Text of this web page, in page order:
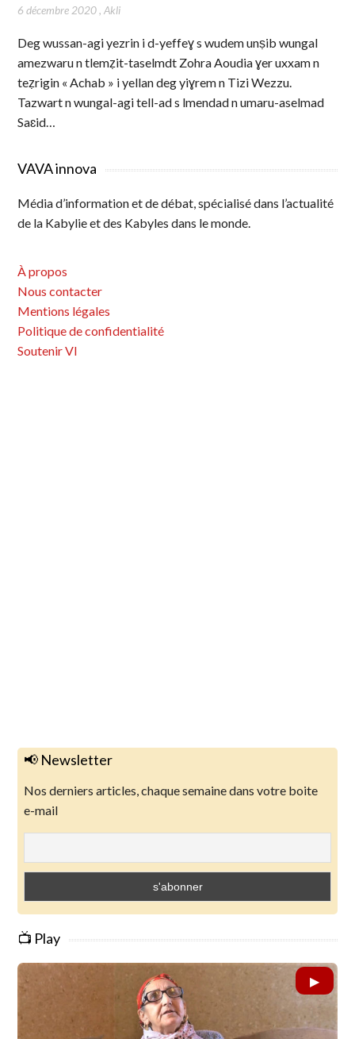
6 décembre 2020,Akli
Deg wussan-agi yezrin i d-yeffeɣ s wudem unṣib wungal
amezwaru n tlemẓit-taselmdt Zohra Aoudia ɣer uxxam n
teẓrigin « Achab » i yellan deg yiɣrem n Tizi Wezzu.
Tazwart n wungal-agi tell-ad s lmendad n umaru-aselmad
Saɛid…
VAVA innova
Média d’information et de débat, spécialisé dans l’actualité
de la Kabylie et des Kabyles dans le monde.
À propos
Nous contacter
Mentions légales
Politique de confidentialité
Soutenir VI
📢 Newsletter
Nos derniers articles, chaque semaine dans votre boite
e-mail
📺 Play